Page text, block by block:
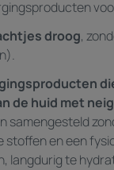
droog,
de huid met
samengesteld
stoffen en een
langdurig te